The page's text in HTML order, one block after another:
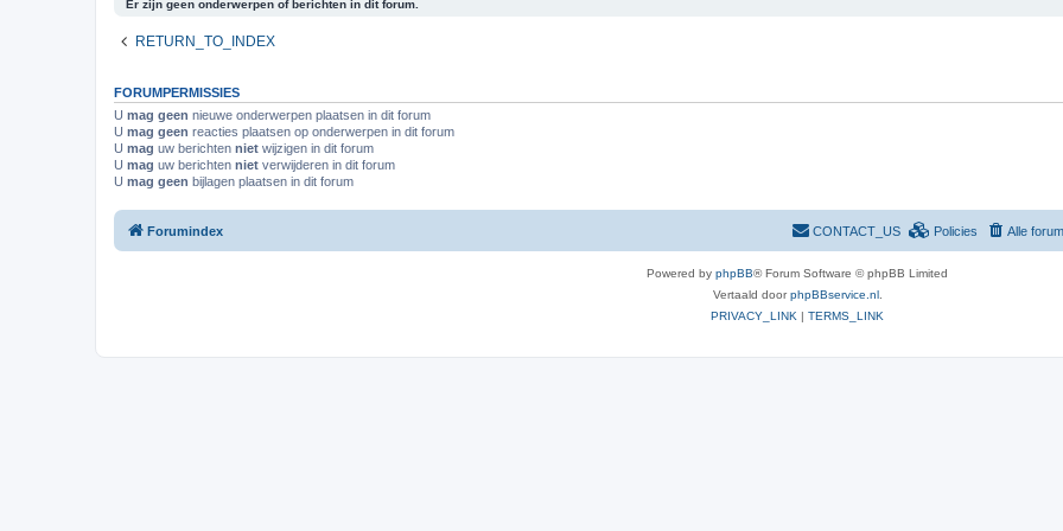
e
r
Er zijn geen onderwerpen of berichten in dit forum.
RETURN_TO_INDEX
FORUMPERMISSIES
U mag geen nieuwe onderwerpen plaatsen in dit forum
U mag geen reacties plaatsen op onderwerpen in dit forum
U mag uw berichten niet wijzigen in dit forum
U mag uw berichten niet verwijderen in dit forum
U mag geen bijlagen plaatsen in dit forum
Forumindex Alle
Policies
CONTACT_US
Powered by phpBB® Forum Software © phpBB Limited
Vertaald doorphpBBservice.nl.
PRIVACY_LINK | TERMS_LINK